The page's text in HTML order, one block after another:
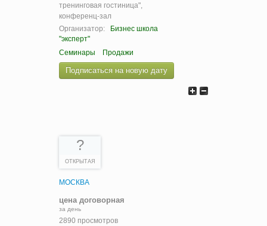
тренинговая гостиница",
конференц-зал
Организатор:
Бизнес школа
"эксперт"
Семинары
Продажи
Подписаться на новую дату
?
ОТКРЫТАЯ
МОСКВА
цена договорная
за день
2890 просмотров